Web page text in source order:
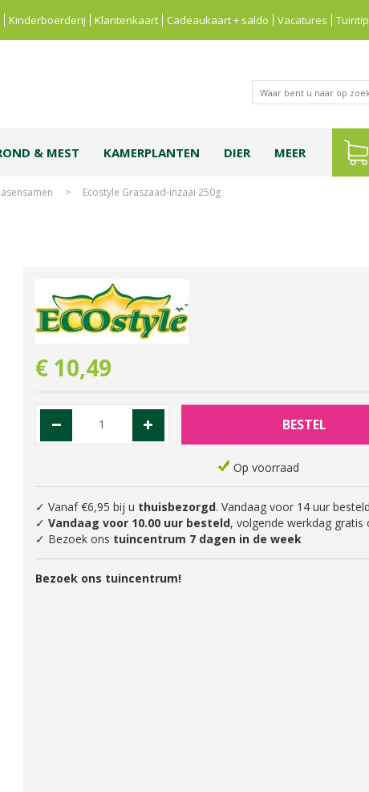
> Ecostyle Graszaad-inzaai 250g
Kinderboerderij Klantenkaart Cadeaukaart + saldo Vacatures
& MEST KAMERPLANTEN DIER MEER
€ 10,49
Op voorraad
✓ Vanaf €6,95 bij u thuisbezorgd. Vandaag voor 14 uur
✓ Vandaag voor 10.00 uur besteld, volgende werkdag gratis
✓ Bezoek ons tuincentrum 7 dagen in de week
Bezoek ons tuincentrum!